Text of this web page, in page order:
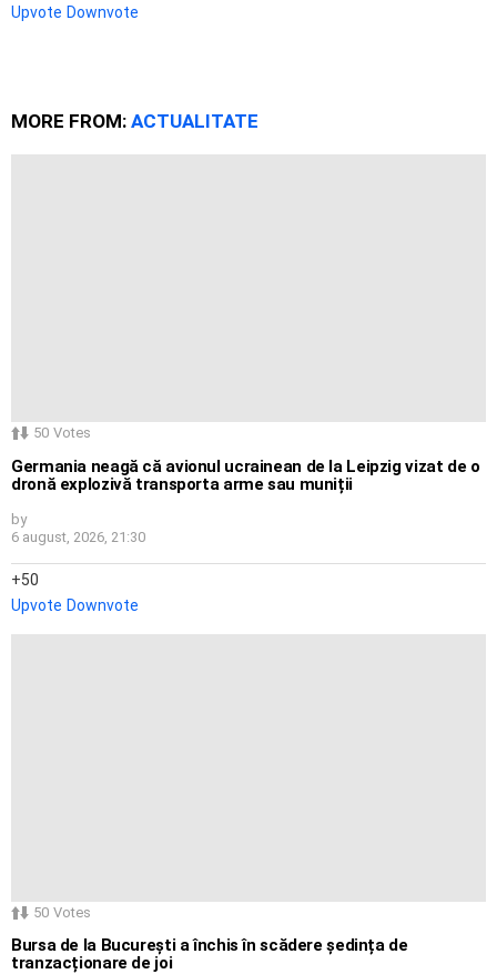
Upvote Downvote
MORE FROM: ACTUALITATE
50 Votes
Germania neagă că avionul ucrainean de la Leipzig vizat de o
dronă explozivă transporta arme sau muniții
by
6 august, 2026, 21:30
50
Upvote Downvote
50 Votes
Bursa de la București a închis în scădere ședința de
tranzacționare de joi